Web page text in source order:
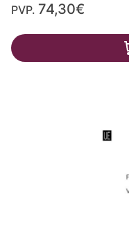
PVP. 74,30€